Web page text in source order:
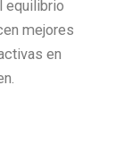
equilibrio
mejores
en